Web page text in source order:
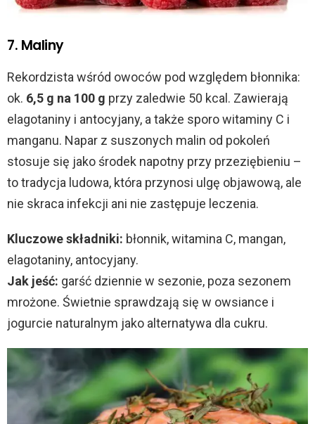
7. Maliny
Rekordzista wśród owoców pod względem błonnika:
ok. 6,5 g na 100 g przy zaledwie 50 kcal. Zawierają
elagotaniny i antocyjany, a także sporo witaminy C i
manganu. Napar z suszonych malin od pokoleń
stosuje się jako środek napotny przy przeziębieniu –
to tradycja ludowa, która przynosi ulgę objawową, ale
nie skraca infekcji ani nie zastępuje leczenia.
Kluczowe składniki: błonnik, witamina C, mangan,
elagotaniny, antocyjany.
Jak jeść: garść dziennie w sezonie, poza sezonem
mrożone. Świetnie sprawdzają się w owsiance i
jogurcie naturalnym jako alternatywa dla cukru.